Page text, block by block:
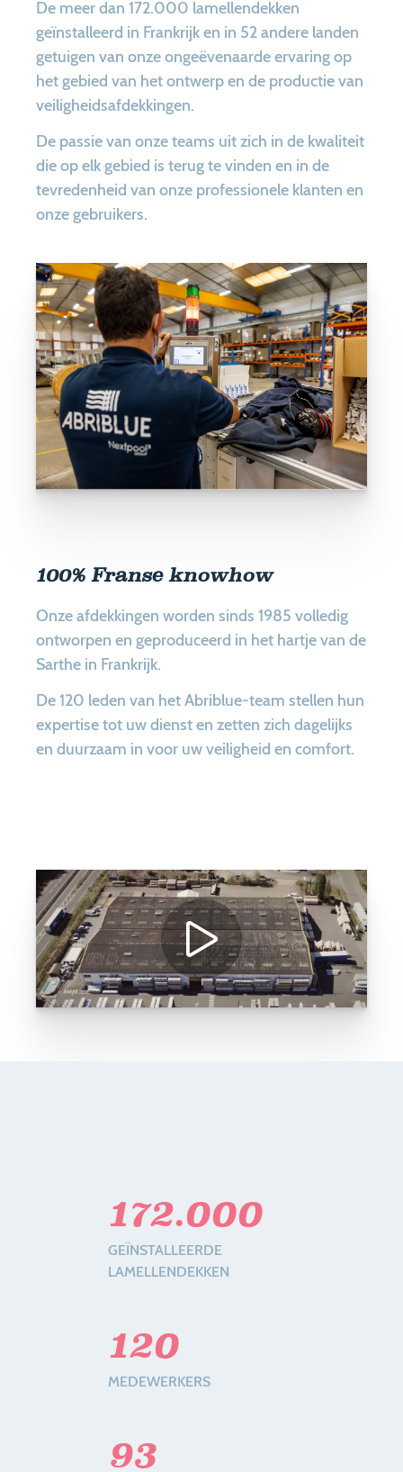
De meer dan 172.000 lamellendekken
geïnstalleerd in Frankrijk en in 52 andere landen
getuigen van onze ongeëvenaarde ervaring op
het gebied van het ontwerp en de productie van
veiligheidsafdekkingen.
De passie van onze teams uit zich in de kwaliteit
die op elk gebied is terug te vinden en in de
tevredenheid van onze professionele klanten en
onze gebruikers.
100% Franse knowhow
Onze afdekkingen worden sinds 1985 volledig
ontworpen en geproduceerd in het hartje van de
Sarthe in Frankrijk.
De 120 leden van het Abriblue-team stellen hun
expertise tot uw dienst en zetten zich dagelijks
en duurzaam in voor uw veiligheid en comfort.
172.000
GEÏNSTALLEERDE
LAMELLENDEKKEN
120
MEDEWERKERS
93